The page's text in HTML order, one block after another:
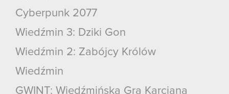
Cyberpunk 2077
Wiedźmin 3: Dziki Gon
Wiedźmin 2: Zabójcy Królów
Wiedźmin
GWINT: Wiedźmińska Gra Karciana